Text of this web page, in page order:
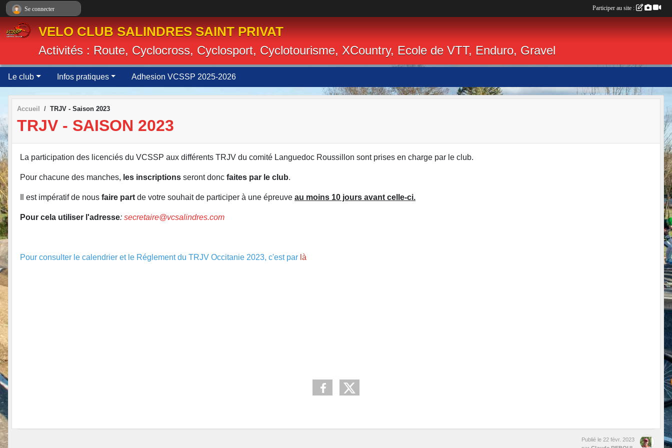
VELO CLUB SALINDRES SAINT PRIVAT
Activités : Route, Cyclocross, Cyclosport, Cyclotourisme, XCountry, Ecole de VTT, Enduro, Gravel
Le club Infos pratiques Adhesion VCSSP 2025-2026
Accueil TRJV - Saison 2023
TRJV - SAISON 2023
La participation des licenciés du VCSSP aux différents TRJV du comité Languedoc Roussillon sont prises en charge par le club.
Pour chacune des manches, les inscriptions seront donc faites par le club.
Il est impératif de nous faire part de votre souhait de participer à une épreuve au moins 10 jours avant celle-ci.
Pour cela utiliser l'adresse: secretaire@vcsalindres.com
Pour consulter le calendrier et le Réglement du TRJV Occitanie 2023, c'est par là
Publié le 22 févr. 2023
Se connecter Participer au site :
Panneau de gestion des cookies